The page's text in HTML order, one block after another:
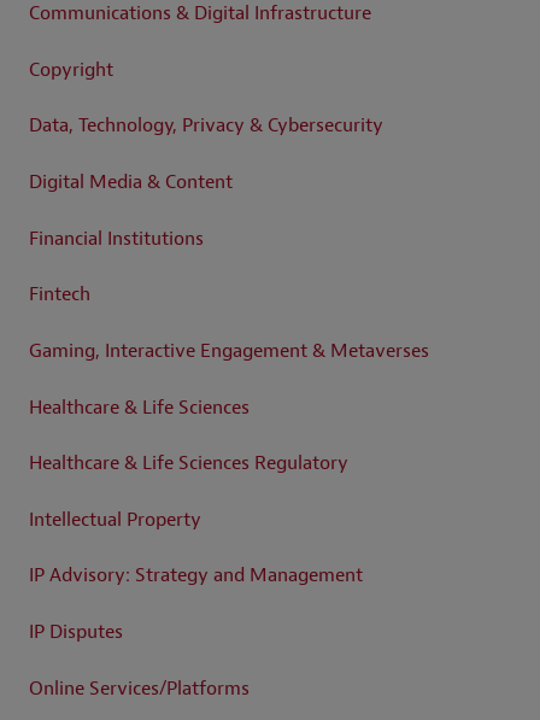
Communications & Digital Infrastructure
Copyright
Data, Technology, Privacy & Cybersecurity
Digital Media & Content
Financial Institutions
Fintech
Gaming, Interactive Engagement & Metaverses
Healthcare & Life Sciences
Healthcare & Life Sciences Regulatory
Intellectual Property
IP Advisory: Strategy and Management
IP Disputes
Online Services/Platforms